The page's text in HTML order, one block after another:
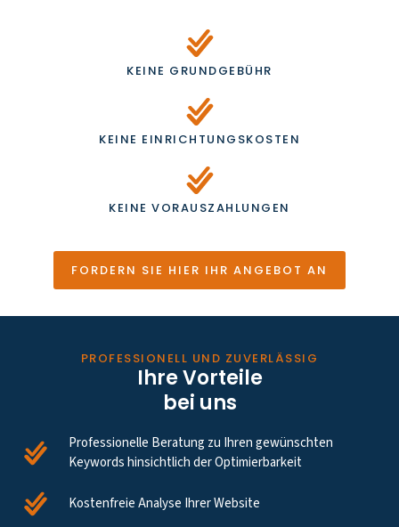
KEINE GRUNDGEBÜHR
KEINE EINRICHTUNGSKOSTEN
KEINE VORAUSZAHLUNGEN
FORDERN SIE HIER IHR ANGEBOT AN
PROFESSIONELL UND ZUVERLÄSSIG
Ihre Vorteile
bei uns
Professionelle Beratung zu Ihren gewünschten
Keywords hinsichtlich der Optimierbarkeit
Kostenfreie Analyse Ihrer Website